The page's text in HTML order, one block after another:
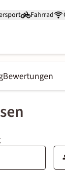
Fahrrad
Bewertungen